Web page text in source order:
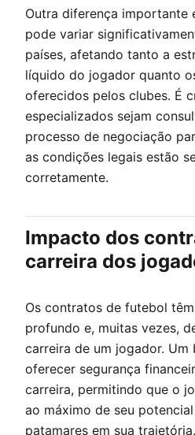
Outra diferença importante
pode variar
países, afetando tanto a
líquido do jogador quanto
oferecidos pelos clubes. É
especializados sejam
processo de negociação
as condições legais estão
corretamente.
Impacto dos
carreira dos
Os contratos de futebol
profundo e, muitas vezes,
carreira de um jogador.
oferecer segurança
carreira, permitindo que o
ao máximo de seu
patamares em sua trajetória.